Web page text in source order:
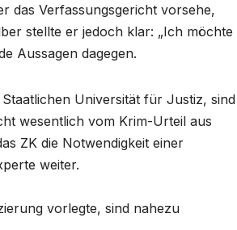
das Verfassungsgericht vorsehe,
stellte er jedoch klar: „Ich möchte
Aussagen dagegen.
Universität für Justiz, sind
wesentlich vom Krim-Urteil aus
ZK die Notwendigkeit einer
weiter.
vorlegte, sind nahezu